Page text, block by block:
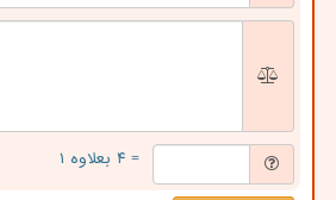
= ۴ بعلاوه ۱